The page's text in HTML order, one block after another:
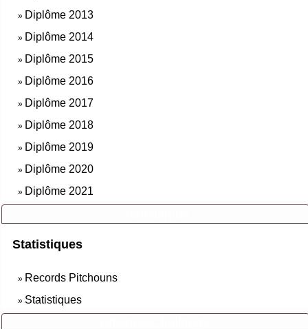
» Diplôme 2013
» Diplôme 2014
» Diplôme 2015
» Diplôme 2016
» Diplôme 2017
» Diplôme 2018
» Diplôme 2019
» Diplôme 2020
» Diplôme 2021
Statistiques
» Records Pitchouns
» Statistiques